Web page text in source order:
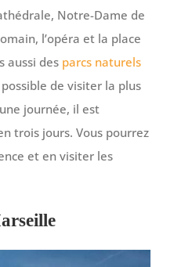
Notre-Dame de
l’opéra et la place
aussi des parcs naturels
de visiter la plus
journée, il est
trois jours. Vous pourrez
et en visiter les